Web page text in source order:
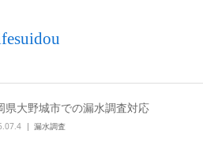
県大野城市での漏水調査対応
漏水調査
ください